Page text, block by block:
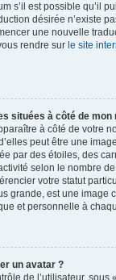
s’il est possible qu’il
désirée n’existe
une nouvelle
rendre sur le site
situées à côté de mon
à côté de votre
peut être une
par des étoiles, des
selon le nombre
votre statut
grande, est une image
et personnelle à
un avatar ?
de l’utilisateur, sous